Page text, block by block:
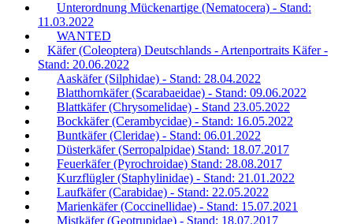
Unterordnung Mückenartige (Nematocera) - Stand:
11.03.2022
WANTED
Käfer (Coleoptera) Deutschlands - Artenportraits Käfer -
Stand: 20.06.2022
Aaskäfer (Silphidae) - Stand: 28.04.2022
Blatthornkäfer (Scarabaeidae) - Stand: 09.06.2022
Blattkäfer (Chrysomelidae) - Stand 23.05.2022
Bockkäfer (Cerambycidae) - Stand: 16.05.2022
Buntkäfer (Cleridae) - Stand: 06.01.2022
Düsterkäfer (Serropalpidae) Stand: 18.07.2017
Feuerkäfer (Pyrochroidae) Stand: 28.08.2017
Kurzflügler (Staphylinidae) - Stand: 21.01.2022
Laufkäfer (Carabidae) - Stand: 22.05.2022
Marienkäfer (Coccinellidae) - Stand: 15.07.2021
Mistkäfer (Geotrupidae) - Stand: 18.07.2017